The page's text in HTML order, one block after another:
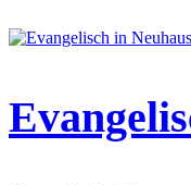
Inhalt